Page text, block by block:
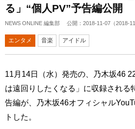
る」“個人PV”予告編公開
NEWS ONLINE 編集部 公開： 2018-11-07 （2018-
エンタメ 音楽 アイドル
11月14日（水）発売の、乃木坂46
は遠回りしたくなる」に収録される
告編が、乃木坂46オフィシャル
トした。